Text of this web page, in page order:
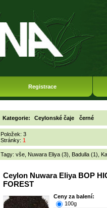
Registrace
Kategorie: Ceylonské čaje černé
Položek: 3
Stránky: 1
Tagy: vše Nuwara Eliya (3) Badulla (1)
Ceylon Nuwara Eliya BOP
FOREST
Ceny za balení:
100g